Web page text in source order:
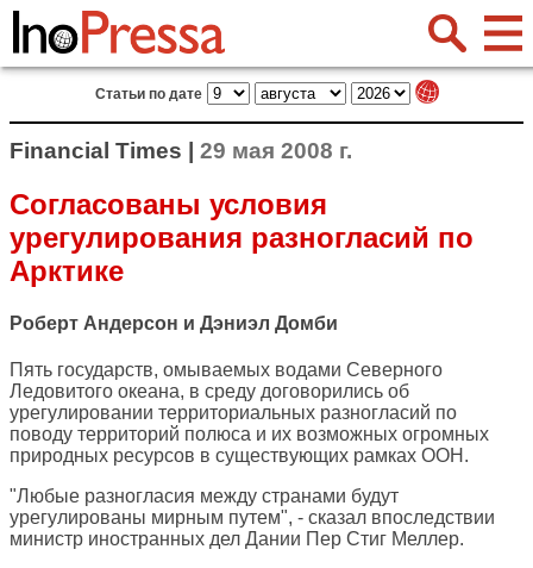
Статьи по дате
Financial Times | 29 мая 2008 г.
Согласованы условия
урегулирования разногласий по
Арктике
Роберт Андерсон и Дэниэл Домби
Пять государств, омываемых водами Северного
Ледовитого океана, в среду договорились об
урегулировании территориальных разногласий по
поводу территорий полюса и их возможных огромных
природных ресурсов в существующих рамках ООН.
"Любые разногласия между странами будут
урегулированы мирным путем", - сказал впоследствии
министр иностранных дел Дании Пер Стиг Меллер.